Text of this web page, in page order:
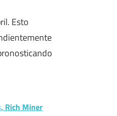
Esto
Rich Miner